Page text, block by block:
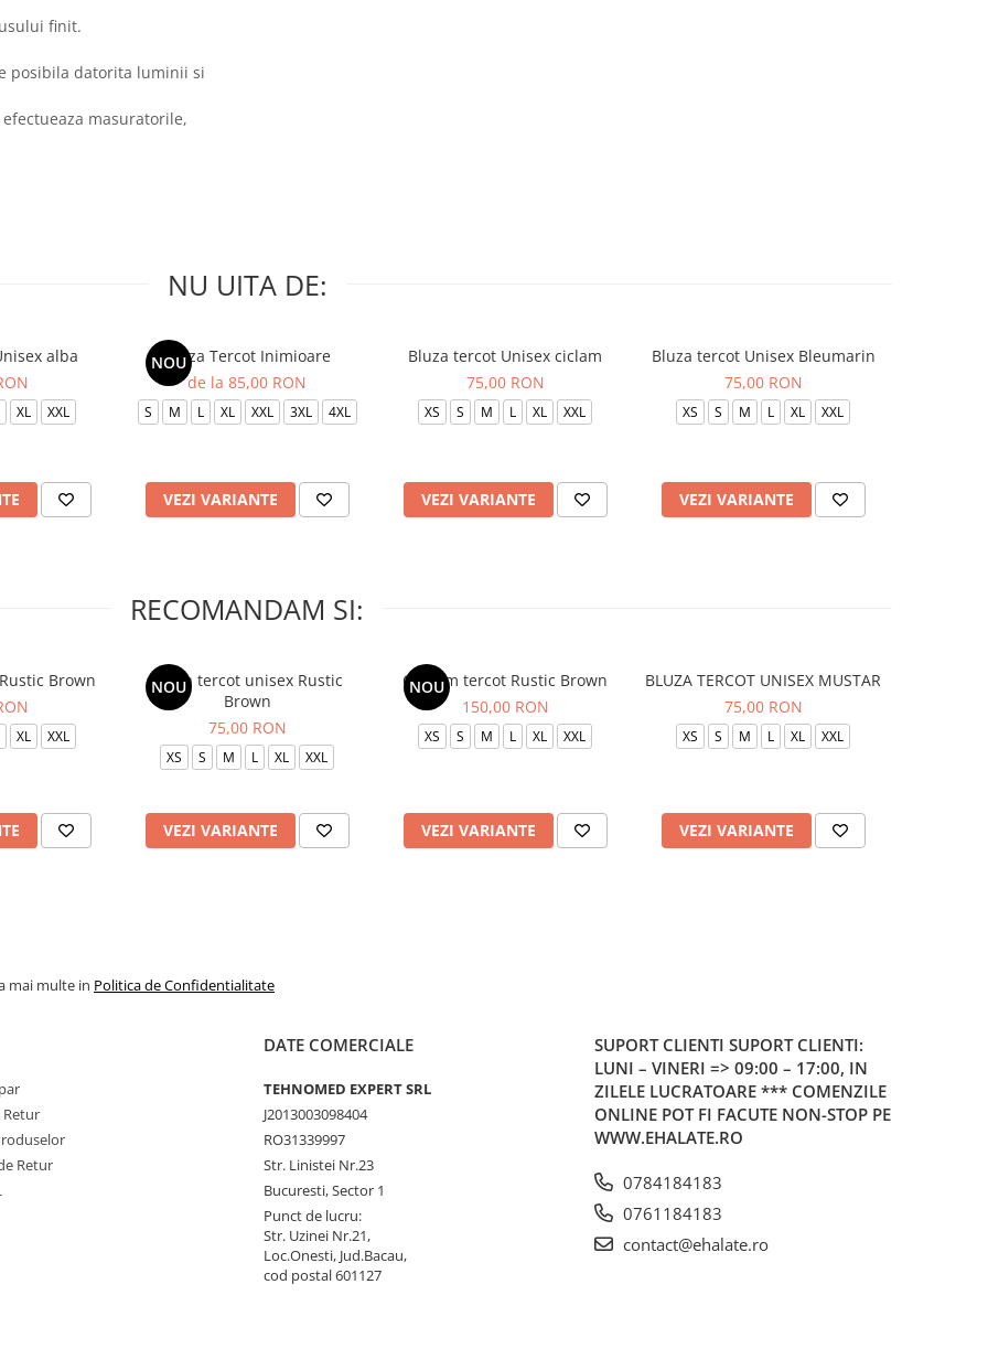
finit.
posibila datorita luminii si
masuratorile,
NU UITA DE:
alba
XL XXL
NOU
Bluza Tercot Inimioare
de la 85,00 RON
S M L XL XXL 3XL 4XL
VEZI VARIANTE
Bluza tercot Unisex ciclam
75,00 RON
XS S M L XL XXL
VEZI VARIANTE
Bluza tercot Unisex Bleumarin
75,00 RON
XS S M L XL XXL
VEZI VARIANTE
RECOMANDAM SI:
Brown
XL XXL
NOU
Bluza tercot unisex Rustic
Brown
75,00 RON
XS S M L XL XXL
VEZI VARIANTE
NOU
Costum tercot Rustic Brown
150,00 RON
XS S M L XL XXL
VEZI VARIANTE
BLUZA TERCOT UNISEX MUSTAR
75,00 RON
XS S M L XL XXL
VEZI VARIANTE
mai multe in Politica de Confidentialitate
Retur
Retur
DATE COMERCIALE
TEHNOMED EXPERT SRL
J2013003098404
RO31339997
Str. Linistei Nr.23
Bucuresti, Sector 1
Punct de lucru:
Str. Uzinei Nr.21,
Loc.Onesti, Jud.Bacau,
cod postal 601127
SUPORT CLIENTI SUPORT CLIENTI:
LUNI – VINERI => 09:00 – 17:00, IN
ZILELE LUCRATOARE *** COMENZILE
ONLINE POT FI FACUTE NON-STOP PE
WWW.EHALATE.RO
0784184183
0761184183
contact@ehalate.ro